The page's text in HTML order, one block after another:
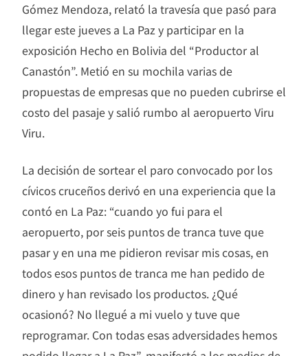
Gómez Mendoza, relató la travesía que pasó para
llegar este jueves a La Paz y participar en la
exposición Hecho en Bolivia del “Productor al
Canastón”. Metió en su mochila varias de
propuestas de empresas que no pueden cubrirse el
costo del pasaje y salió rumbo al aeropuerto Viru
Viru.
La decisión de sortear el paro convocado por los
cívicos cruceños derivó en una experiencia que la
contó en La Paz: “cuando yo fui para el
aeropuerto, por seis puntos de tranca tuve que
pasar y en una me pidieron revisar mis cosas, en
todos esos puntos de tranca me han pedido de
dinero y han revisado los productos. ¿Qué
ocasionó? No llegué a mi vuelo y tuve que
reprogramar. Con todas esas adversidades hemos